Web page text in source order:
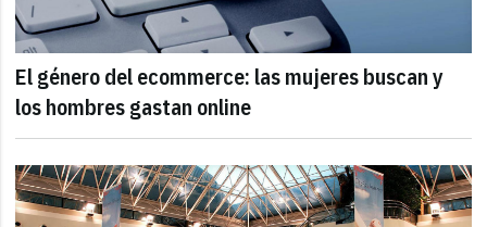
El género del ecommerce: las mujeres buscan y
los hombres gastan online